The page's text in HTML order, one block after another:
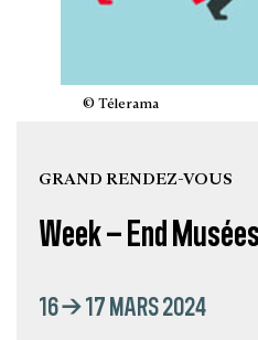
© Télerama
Week – End
GRAND RENDEZ-VOUS
16 → 17 MARS 2024